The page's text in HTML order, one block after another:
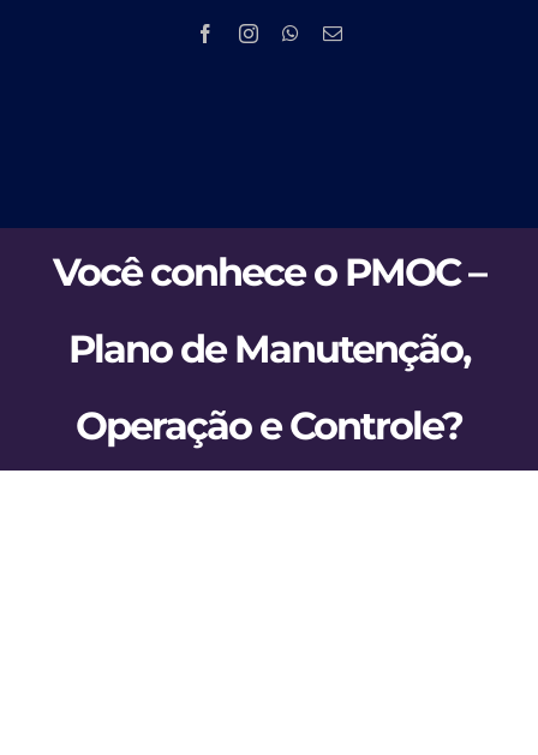
HOME
PMOC
Você conhece o PMOC –
Plano de Manutenção,
Operação e Controle?